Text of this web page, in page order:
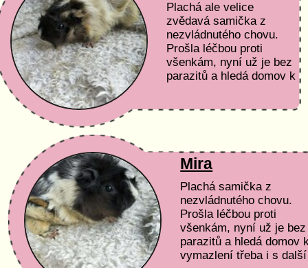
Plachá ale velice
zvědavá samička z
nezvládnutého chovu.
Prošla léčbou proti
všenkám, nyní už je bez
parazitů a hledá domov k
Mira
Plachá samička z
nezvládnutého chovu.
Prošla léčbou proti
všenkám, nyní už je bez
parazitů a hledá domov
vymazlení třeba i s další